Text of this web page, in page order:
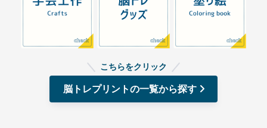
こちらをクリック
脳トレプリントの一覧から探す